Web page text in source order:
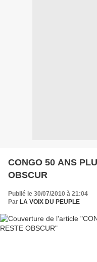
CONGO 50 ANS
OBSCUR
Publié le 30/07/2010 à 21:04
Par LA VOIX DU PEUPLE